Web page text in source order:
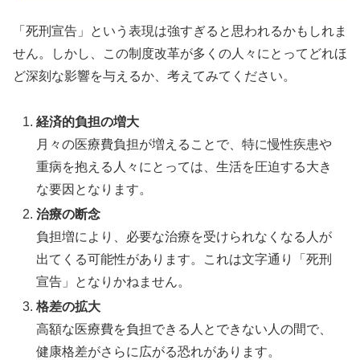
「死刑宣告」という表現は強すぎると思われるかもしれま
せん。しかし、この制度改革が多くの人々にとってどれほ
ど深刻な影響を与えるか、考えてみてください。
経済的負担の増大
月々の医療費負担が増えることで、特に慢性疾患や
重病を抱える人々にとっては、生活を圧迫する大き
な要因となります。
治療の断念
負担増により、必要な治療を受けられなくなる人が
出てくる可能性があります。これは文字通り「死刑
宣告」となりかねません。
格差の拡大
高額な医療費を負担できる人とできない人の間で、
健康格差がさらに広がる恐れがあります。